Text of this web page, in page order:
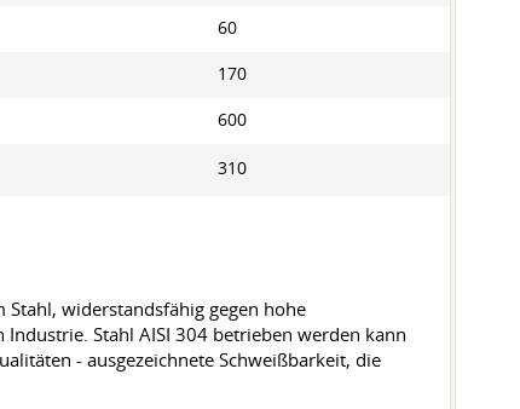
60
170
600
310
widerstandsfähig gegen hohe
Stahl AISI 304 betrieben werden kann
- ausgezeichnete Schweißbarkeit, die